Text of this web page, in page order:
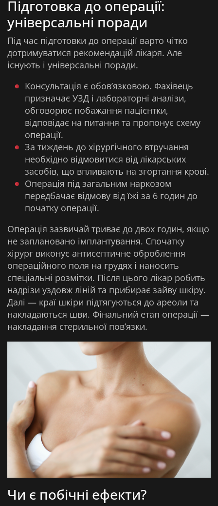
Підготовка до операції:
універсальні поради
Під час підготовки до операції варто чітко
дотримуватися рекомендацій лікаря. Але
існують і універсальні поради.
Консультація є обов’язковою. Фахівець
призначає УЗД і лабораторні аналізи,
обговорює побажання пацієнтки,
відповідає на питання та пропонує схему
операції.
За тиждень до хірургічного втручання
необхідно відмовитися від лікарських
засобів, що впливають на згортання крові.
Операція під загальним наркозом
передбачає відмову від їжі за 6 годин до
початку операції.
Операція зазвичай триває до двох годин, якщо
не заплановано імплантування. Спочатку
хірург виконує антисептичне оброблення
операційного поля на грудях і наносить
спеціальні розмітки. Після цього лікар робить
надрізи уздовж ліній та прибирає зайву шкіру.
Далі — краї шкіри підтягуються до ареоли та
накладаються шви. Фінальний етап операції —
накладання стерильної пов’язки.
Чи є побічні ефекти?